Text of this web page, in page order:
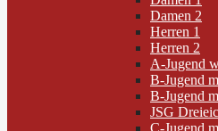
Damen 2
Herren 1
Herren 2
A-Jugend
B-Jugend
B-Jugend
JSG
C-Jugend